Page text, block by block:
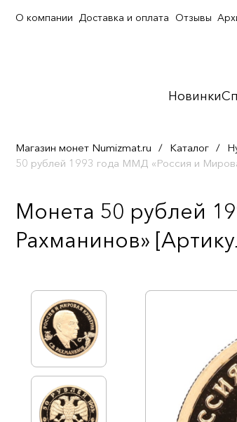
Новинки
О компании Доставка и оплата Отзывы
Магазин монет Numizmat.ru / Каталог /
50 рублей 1993 года ММД «Россия и
Монета 50 рублей
Рахманинов»